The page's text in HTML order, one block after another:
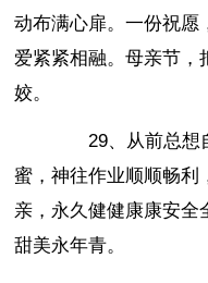
动布满心扉。一份祝愿
爱紧紧相融。母亲节，
姣。
29、从前总想
蜜，神往作业顺顺畅利
亲，永久健健康康安全
甜美永年青。